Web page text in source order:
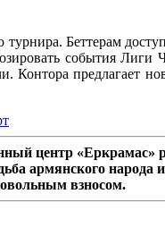
Беттерам
события
Контора предлагает
центр
армянского
взносом.